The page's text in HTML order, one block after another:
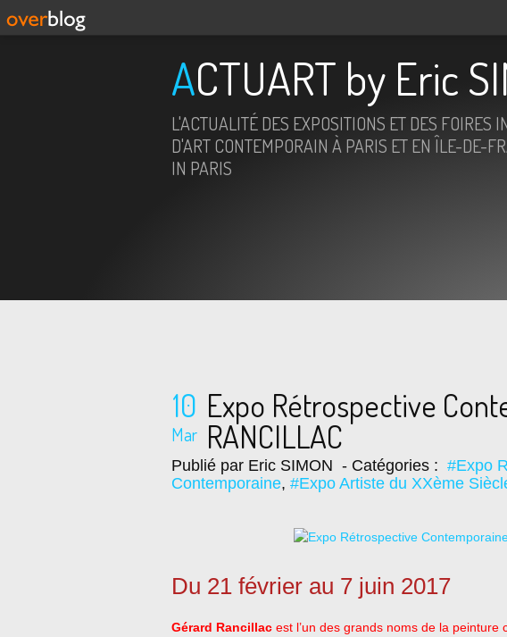
ACTUART by Eric
L'ACTUALITÉ DES EXPOSITIONS ET DES FOIRES
D'ART CONTEMPORAIN À PARIS ET EN ÎLE-DE-
IN PARIS
10
Mar
Expo Rétrospective
RANCILLAC
Publié par Eric SIMON - Catégories : #Expo
Contemporaine, #Expo Artiste du XXème
Du 21 février au 7 juin 2017
Gérard Rancillac est l’un des grands noms de la peinture